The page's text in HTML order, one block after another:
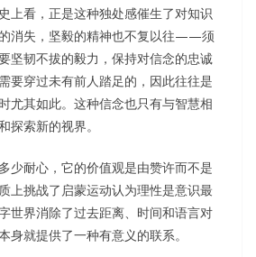
上看，正是这种独处感催生了对知识
消失，坚毅的精神也不复以往——须
坚韧不拔的毅力，保持对信念的忠诚
要穿过未有前人踏足的，因此往往是
尤其如此。这种信念也只有与智慧相
探索新的视界。
少耐心，它的价值观是由赞许而不是
上挑战了启蒙运动认为理性是意识最
世界消除了过去距离、时间和语言对
身就提供了一种有意义的联系。